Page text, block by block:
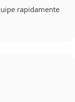
rapidamente